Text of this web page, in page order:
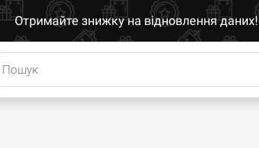
Отримайте знижку на відновлення даних!